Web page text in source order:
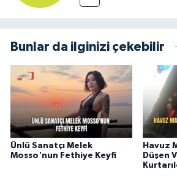
Bunlar da ilginizi çekebilir
Ünlü Sanatçı Melek
Mosso'nun Fethiye Keyfi
Havuz
Düşen